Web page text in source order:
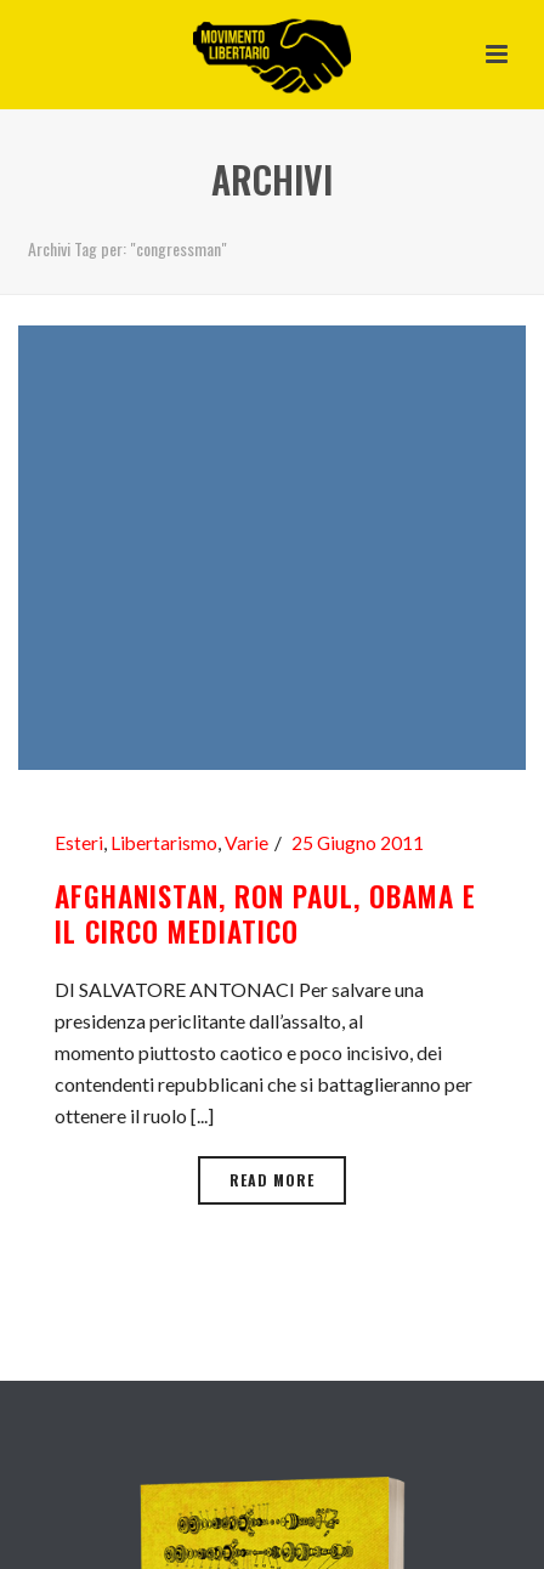
ARCHIVI
Archivi Tag per: "congressman"
Esteri, Libertarismo,Varie 25 Giugno 2011
AFGHANISTAN, RON PAUL, OBAMA E
IL CIRCO MEDIATICO
DI SALVATORE ANTONACI Per salvare una
presidenza periclitante dall’assalto, al
momento piuttosto caotico e poco incisivo, dei
contendenti repubblicani che si battaglieranno per
ottenere il ruolo [...]
READ MORE